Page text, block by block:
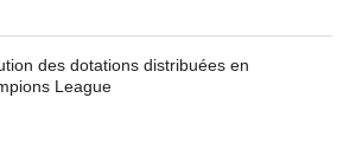
des dotations distribuées en
League